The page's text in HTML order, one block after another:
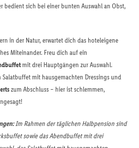
bedient sich bei einer bunten Auswahl an Obst,
in der Natur, erwartet dich das hoteleigene
Miteinander. Freu dich auf ein
mit drei Hauptgängen zur Auswahl.
mit hausgemachten Dressings und
zum Abschluss – hier ist schlemmen,
Im Rahmen der täglichen Halbpension sind
sowie das Abendbuffet mit drei